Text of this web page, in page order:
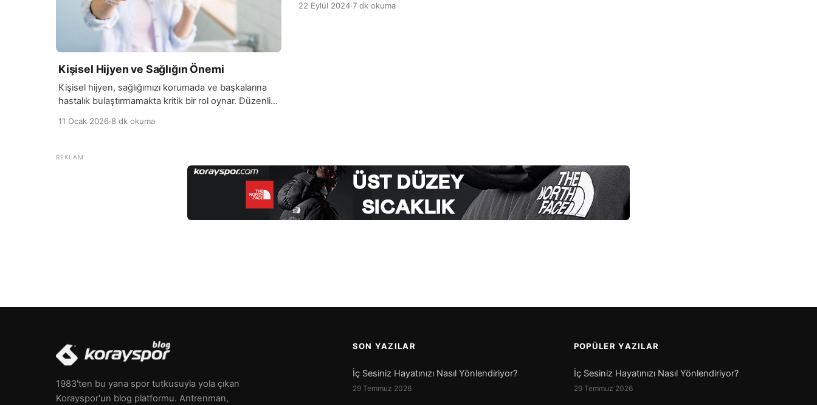
Kişisel Hijyen ve Sağlığın Önemi
Kişisel hijyen, sağlığımızı korumada ve başkalarına
hastalık bulaştırmamakta kritik bir rol oynar. Düzenli
yapmak ve temiz kıyafetler giymek, vücudumuzun
edilmesi, cilt enfeksiyonları, mide problemleri, ağız
sağlığı sorunları ve çeşitli bulaşıcı hastalıkların
yayılmasına yol açabilir. Bu nedenle, kişisel temizlik
11 Ocak 2026·8 dk okuma
durumdur. Bu hastalık, kişinin sürekli olarak
22 Eylül 2024·7 dk okuma
1983'ten bu yana spor tutkusuyla yola çıkan
Korayspor'un blog platformu. Antrenman,
SON YAZILAR
İç Sesiniz Hayatınızı Nasıl Yönlendiriyor?
29 Temmuz 2026
POPÜLER YAZILAR
İç Sesiniz Hayatınızı Nasıl Yönlendiriyor?
29 Temmuz 2026